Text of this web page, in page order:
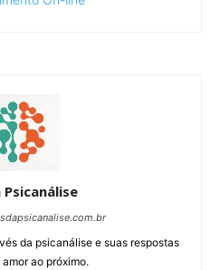
Psicanálise
da psicanálise e suas respostas
ao próximo.